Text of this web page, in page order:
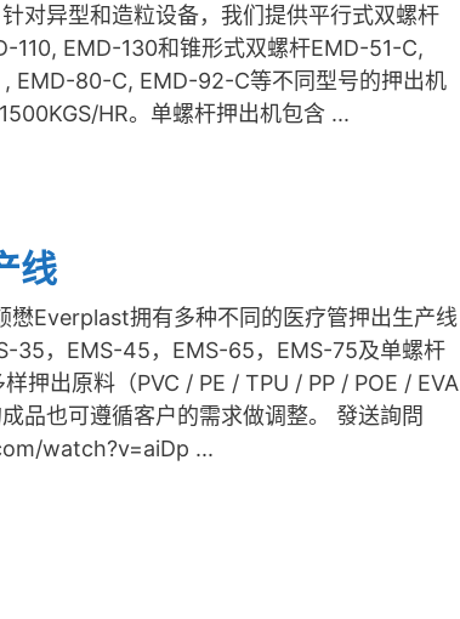
对异型和造粒设备，我们提供平行式双螺杆
110, EMD-130和锥形式双螺杆EMD-51-C,
EMD-80-C, EMD-92-C等不同型号的押出机
HR。单螺杆押出机包含 ...
线
懋Everplast拥有多种不同的医疗管押出生产线
35，EMS-45，EMS-65，EMS-75及单螺杆
押出原料（PVC / PE / TPU / PP / POE / EVA
品也可遵循客户的需求做调整。 發送詢問
watch?v=aiDp ...